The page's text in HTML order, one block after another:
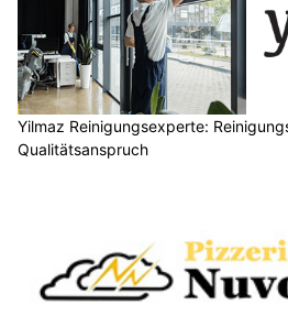
Yilmaz Reinigungsexperte:
Qualitätsanspruch